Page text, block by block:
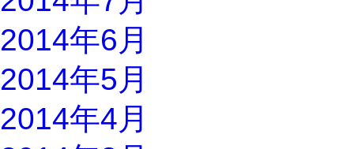
2014年6月
2014年5月
2014年4月